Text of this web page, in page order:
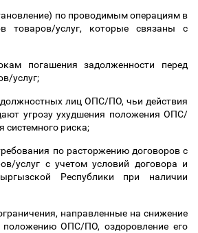
по проводимым операциям в
товаров/услуг, которые связаны с
погашения задолженности перед
услуг;
лиц ОПС/ПО, чьи действия
угрозу ухудшения положения ОПС/
системного риска;
по расторжению договоров с
услуг с учетом условий договора и
Республики при наличии
направленные на снижение
ОПС/ПО, оздоровление его